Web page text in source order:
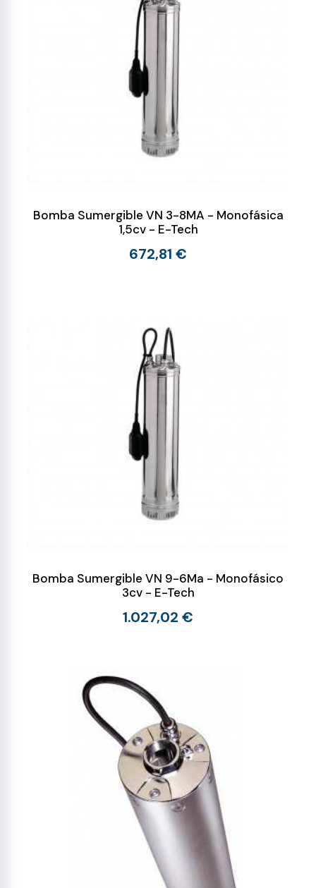
Bomba Sumergible VN 3-8MA - Monofásica
1,5cv - E-Tech
672,81 €
Bomba Sumergible VN 9-6Ma - Monofásico
3cv - E-Tech
1.027,02 €